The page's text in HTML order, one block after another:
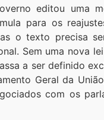
editou uma
para os
o texto precisa
Sem uma nova
a ser definido
Geral da
com os